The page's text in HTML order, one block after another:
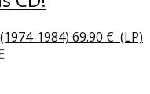
1984) 69.90 € (LP)